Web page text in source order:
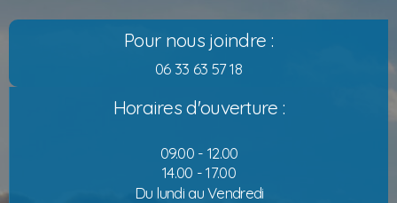
Pour nous joindre :
06 33 63 57 18
Horaires d'ouverture :
09.00 - 12.00
14.00 - 17.00
Du lundi au Vendredi